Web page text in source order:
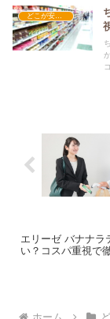
どこが安い？-お菓子・スイーツ・アイス
エリーゼ バナナラ
い？コスパ重視で